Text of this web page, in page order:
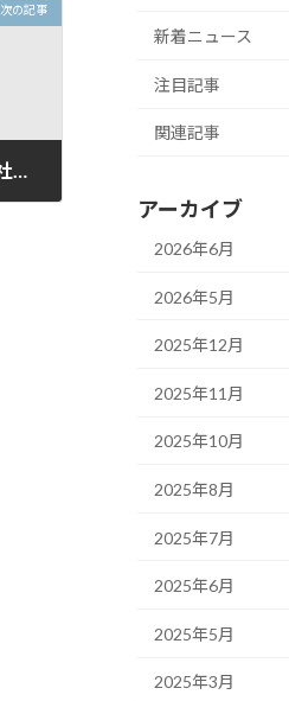
次の記事
新着ニュース
注目記事
関連記事
アーカイブ
2026年6月
2026年5月
2025年12月
2025年11月
2025年10月
2025年8月
2025年7月
2025年6月
2025年5月
2025年3月